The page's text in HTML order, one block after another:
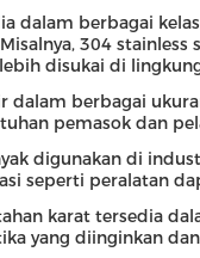
dalam berbagai
304
disukai di
dalam berbagai
pemasok dan
digunakan di
seperti peralatan
karat tersedia
yang diinginkan